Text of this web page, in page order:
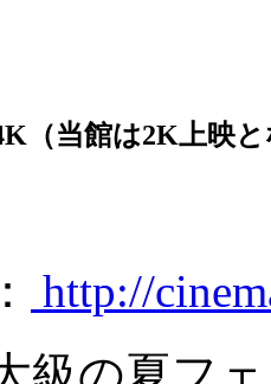
（当館は2K上映
http://